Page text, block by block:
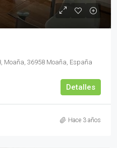
Moaña, 36958 Moaña, España
Detalles
Hace 3 años